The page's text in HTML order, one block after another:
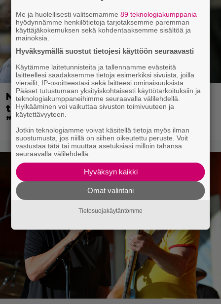
Nyt Netflixissä: Vuoden 2011 leffasta
tuli supersuosittu Koronan takia –
”Joko saa mennä pesemään kädet?”
Me ja huolellisesti valitsemamme89 teknologiakumppania
hyödynnämme henkilötietoja tarjotaksemme paremman
käyttäjäkokemuksen sekä kohdentaaksemme sisältöä ja
mainoksia.
Hyväksymällä suostut tietojesi käyttöön seuraavasti
Käytämme laitetunnisteita ja tallennamme evästeitä
laitteellesi saadaksemme tietoja esimerkiksi sivuista, joilla
vierailit, IP-osoitteestasi sekä laitteesi ominaisuuksista.
Pääset tutustumaan yksityiskohtaisesti käyttötarkoituksiin ja
teknologiakumppaneihimme seuraavalla välilehdellä.
Hylkääminen voi vaikuttaa sivuston toimivuuteen ja
käytettävyyteen.
Jotkin teknologiamme voivat käsitellä tietoja myös ilman
suostumusta, jos niillä on siihen oikeutettu peruste. Voit
vastustaa tätä tai muuttaa asetuksiasi milloin tahansa
seuraavalla välilehdellä.
Hyväksyn kaikki
Omat valintani
Tietosuojakäytäntömme